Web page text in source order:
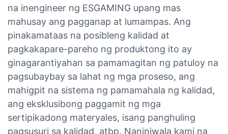
na inengineer ng ESGAMING upang mas
mahusay ang pagganap at lumampas. Ang
pinakamataas na posibleng kalidad at
pagkakapare-pareho ng produktong ito ay
ginagarantiyahan sa pamamagitan ng patuloy na
pagsubaybay sa lahat ng mga proseso, ang
mahigpit na sistema ng pamamahala ng kalidad,
ang eksklusibong paggamit ng mga
sertipikadong materyales, isang panghuling
pagsusuri sa kalidad, atbp. Naniniwala kami na